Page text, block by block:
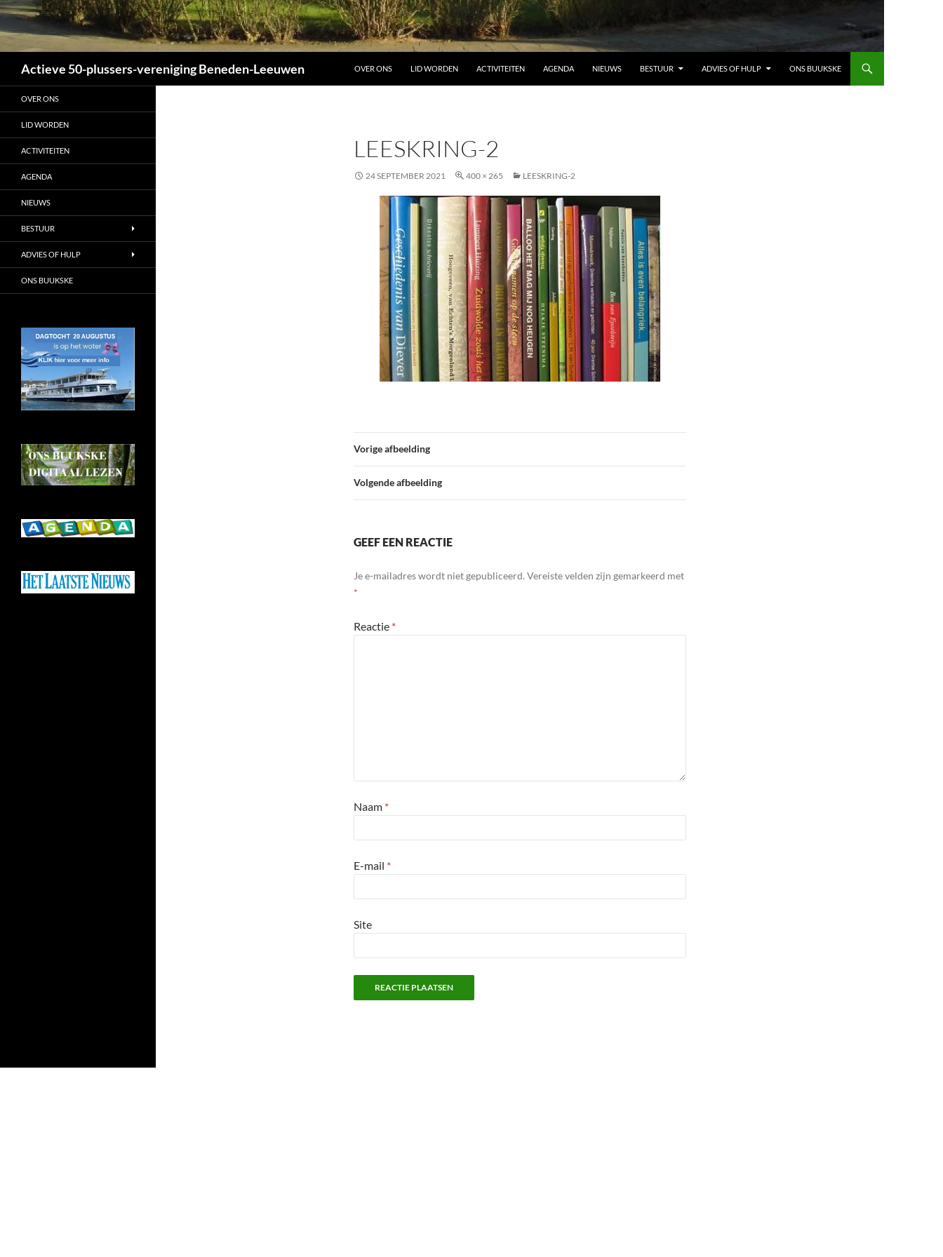
Actieve 50-plussers-vereniging Beneden-Leeuwen OVER ONS LID WORDEN ACTIVITEITEN AGENDA NIEUWS BESTUUR ADVIES OF HULP ONS BUUKSKE
LEESKRING-2
24 SEPTEMBER 2021 400 × 265 LEESKRING-2
Vorige afbeelding
Volgende afbeelding
GEEF EEN REACTIE
Je e-mailadres wordt niet gepubliceerd. Vereiste velden zijn gemarkeerd met
*
Reactie *
Naam *
E-mail *
Site
OVER ONS
LID WORDEN
ACTIVITEITEN
AGENDA
NIEUWS
BESTUUR
ADVIES OF HULP
ONS BUUKSKE